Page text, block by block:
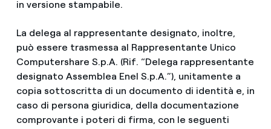
in versione stampabile.
La delega al rappresentante designato, inoltre,
può essere trasmessa al Rappresentante Unico
Computershare S.p.A. (Rif. “Delega rappresentante
designato Assemblea Enel S.p.A.”), unitamente a
copia sottoscritta di un documento di identità e, in
caso di persona giuridica, della documentazione
comprovante i poteri di firma, con le seguenti